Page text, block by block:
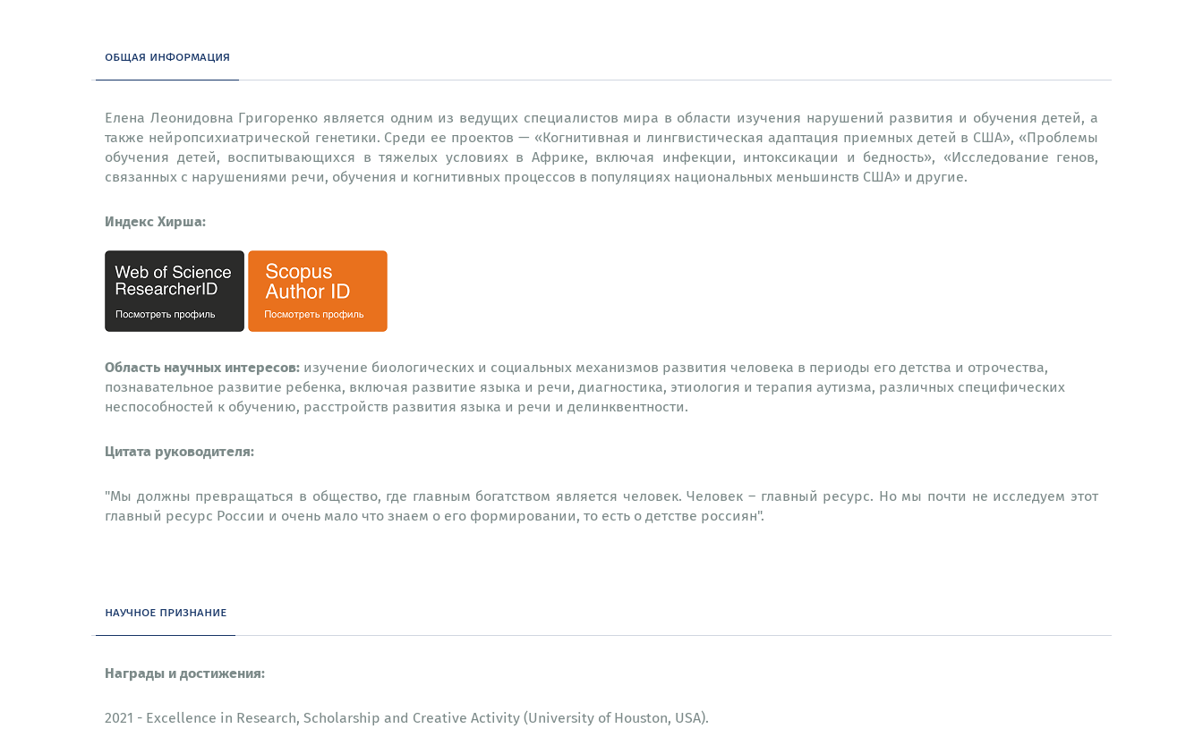
общая информация
Елена Леонидовна Григоренко является одним из ведущих специалистов мира в области изучения нарушений развития и обучения детей, а
также нейропсихиатрической генетики. Среди ее проектов — «Когнитивная и лингвистическая адаптация приемных детей в США», «Проблемы
обучения детей, воспитывающихся в тяжелых условиях в Африке, включая инфекции, интоксикации и бедность», «Исследование генов,
связанных с нарушениями речи, обучения и когнитивных процессов в популяциях национальных меньшинств США» и другие.
Индекс Хирша:
Область научных интересов: изучение биологических и социальных механизмов развития человека в периоды его детства и отрочества,
познавательное развитие ребенка, включая развитие языка и речи, диагностика, этиология и терапия аутизма, различных специфических
неспособностей к обучению, расстройств развития языка и речи и делинквентности.
Цитата руководителя:
"Мы должны превращаться в общество, где главным богатством является человек. Человек – главный ресурс. Но мы почти не исследуем этот
главный ресурс России и очень мало что знаем о его формировании, то есть о детстве россиян".
научное признание
Награды и достижения:
2021 - Excellence in Research, Scholarship and Creative Activity (University of Houston, USA).